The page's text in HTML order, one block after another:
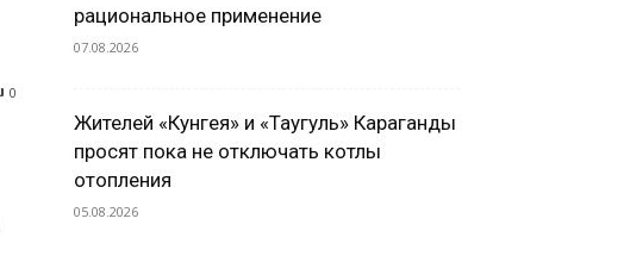
0
рациональное применение
07.08.2026
Жителей «Кунгея» и «Таугуль» Караганды
просят пока не отключать котлы
отопления
05.08.2026